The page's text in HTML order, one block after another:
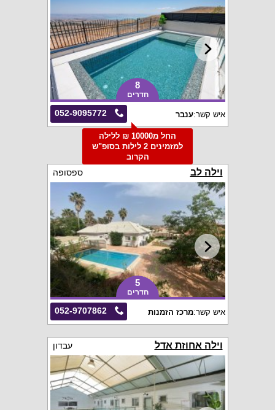
8
חדרים
052-9095772 איש קשר:ענבר
החל מ10000 ₪ ללילה
למזמינים 2 לילות בסופ"ש
הקרוב
וילה לב ספסופה
5
חדרים
052-9707862 איש קשר:מרכז הזמנות
וילה אחוזת אדל עבדון